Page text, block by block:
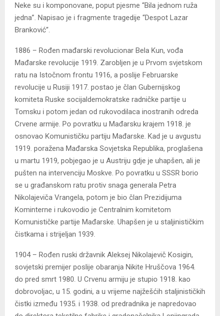
Neke su i komponovane, poput pjesme “Bila jednom ruža
jedna”. Napisao je i fragmente tragedije “Despot Lazar
Branković”.
1886 – Rođen mađarski revolucionar Bela Kun, vođa
Mađarske revolucije 1919. Zarobljen je u Prvom svjetskom
ratu na Istočnom frontu 1916, a poslije Februarske
revolucije u Rusiji 1917. postao je član Gubernijskog
komiteta Ruske socijaldemokratske radničke partije u
Tomsku i potom jedan od rukovodilaca inostranih odreda
Crvene armije. Po povratku u Mađarsku krajem 1918. je
osnovao Komunističku partiju Mađarske. Kad je u avgustu
1919. poražena Mađarska Sovjetska Republika, proglašena
u martu 1919, pobjegao je u Austriju gdje je uhapšen, ali je
pušten na intervenciju Moskve. Po povratku u SSSR borio
se u građanskom ratu protiv snaga generala Petra
Nikolajeviča Vrangela, potom je bio član Prezidijuma
Kominterne i rukovodio je Centralnim komitetom
Komunističke partije Mađarske. Uhapšen je u staljinističkim
čistkama i strijeljan 1939.
1904 – Rođen ruski državnik Aleksej Nikolajevič Kosigin,
sovjetski premijer poslije obaranja Nikite Hruščova 1964.
do pred smrt 1980. U Crvenu armiju je stupio 1918. kao
dobrovoljac, u 15. godini, a u vrijeme najžešćih staljinističkih
čistki između 1935. i 1938. od predradnika je napredovao